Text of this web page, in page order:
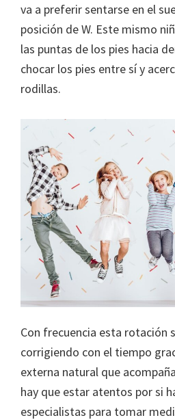
va a preferir sentarse en el
posición de W. Este mismo
las puntas de los pies hacia
chocar los pies entre sí y
rodillas.
Con frecuencia esta rotación
corrigiendo con el tiempo
externa natural que
hay que estar atentos por si
especialistas para tomar